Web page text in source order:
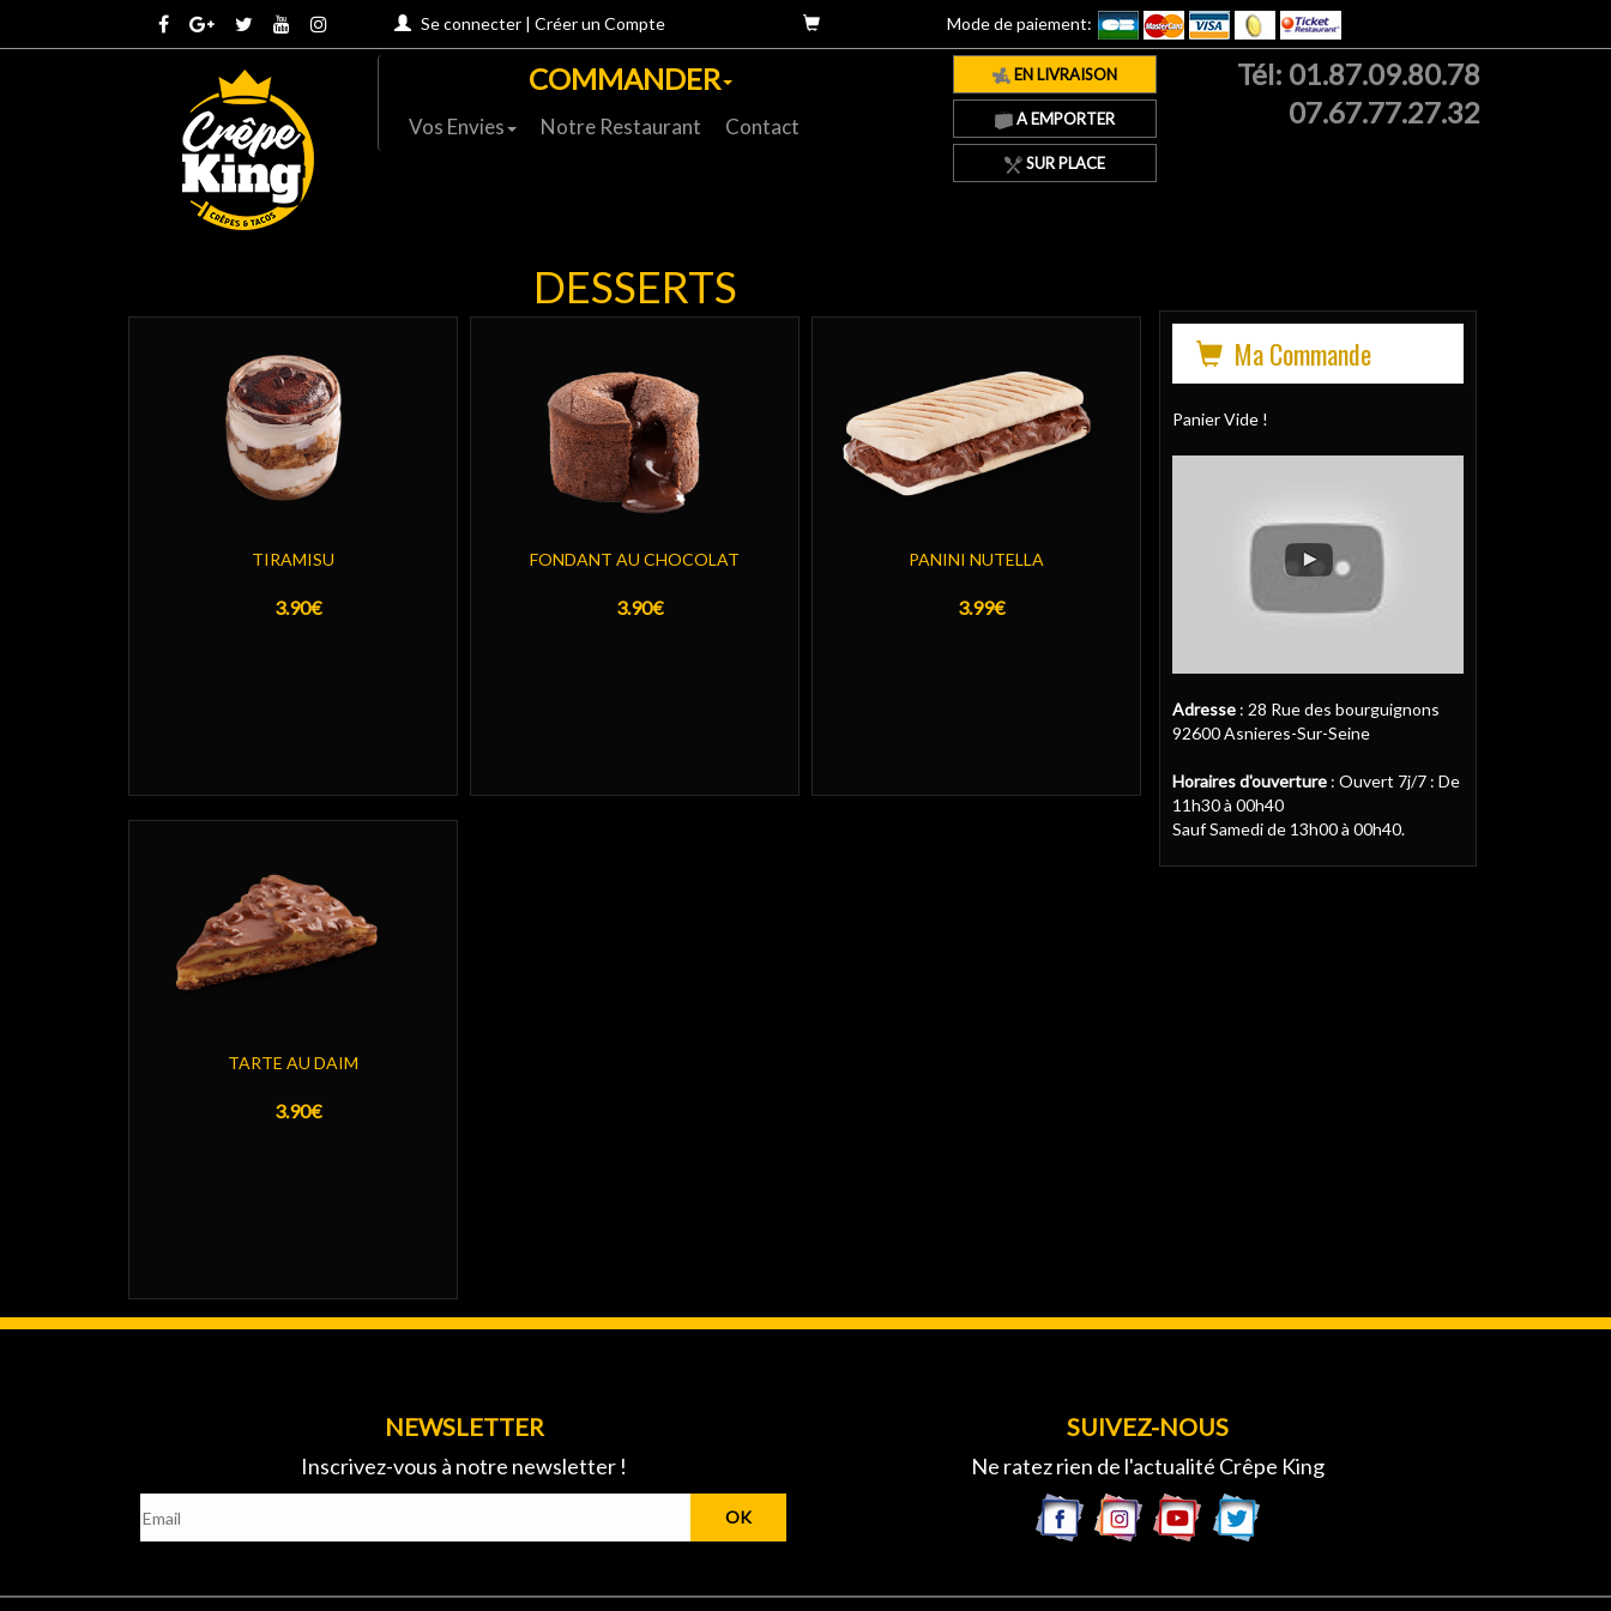
Se connecter | Créer un Compte Mode de paiement:
COMMANDER
Vos Envies Notre Restaurant Contact
EN LIVRAISON
A EMPORTER
SUR PLACE
Tél: 01.87.09.80.78
07.67.77.27.32
DESSERTS
TIRAMISU
3.90€
FONDANT AU CHOCOLAT
3.90€
PANINI NUTELLA
3.99€
TARTE AU DAIM
3.90€
Ma Commande
Panier Vide !
Adresse : 28 Rue des bourguignons
92600 Asnieres-Sur-Seine
Horaires d'ouverture : Ouvert 7j/7 : De
11h30 à 00h40
Sauf Samedi de 13h00 à 00h40.
NEWSLETTER
Inscrivez-vous à notre newsletter !
OK
SUIVEZ-NOUS
Ne ratez rien de l'actualité Crêpe King